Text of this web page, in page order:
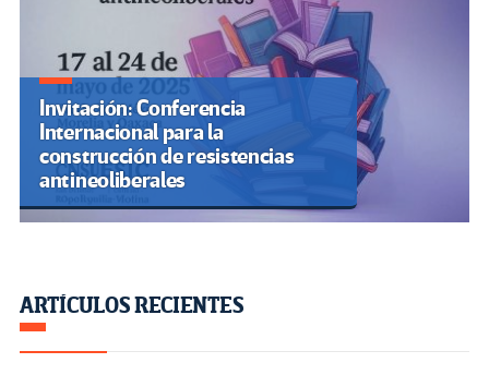
Invitación: Conferencia
Internacional para la
construcción de resistencias
antineoliberales
ARTÍCULOS RECIENTES